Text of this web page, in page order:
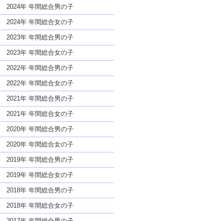
名前であっても奇抜すぎない
2024年 年間総合男の子
2024年 年間総合女の子
2023年 年間総合男の子
2023年 年間総合女の子
2022年 年間総合男の子
2022年 年間総合女の子
2021年 年間総合男の子
2021年 年間総合女の子
2020年 年間総合男の子
2020年 年間総合女の子
2019年 年間総合男の子
2019年 年間総合女の子
2018年 年間総合男の子
2018年 年間総合女の子